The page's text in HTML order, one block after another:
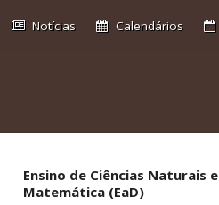
Notícias Calendários
Ensino de Ciências Naturais e
Matemática (EaD)